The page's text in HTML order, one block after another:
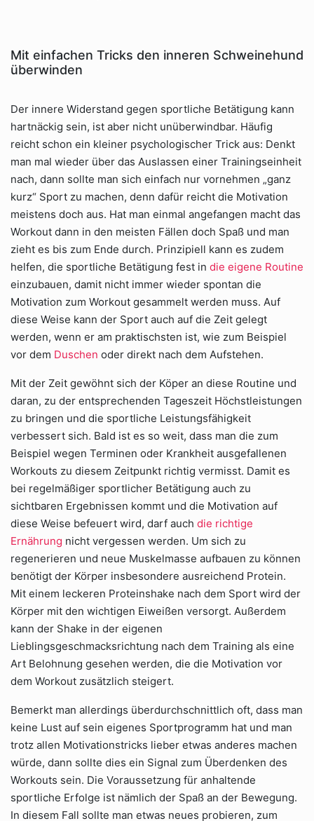
Mit einfachen Tricks den inneren Schweinehund
überwinden
Der innere Widerstand gegen sportliche Betätigung kann
hartnäckig sein, ist aber nicht unüberwindbar. Häufig
reicht schon ein kleiner psychologischer Trick aus: Denkt
man mal wieder über das Auslassen einer Trainingseinheit
nach, dann sollte man sich einfach nur vornehmen „ganz
kurz“ Sport zu machen, denn dafür reicht die Motivation
meistens doch aus. Hat man einmal angefangen macht das
Workout dann in den meisten Fällen doch Spaß und man
zieht es bis zum Ende durch. Prinzipiell kann es zudem
helfen, die sportliche Betätigung fest in die eigene Routine
einzubauen, damit nicht immer wieder spontan die
Motivation zum Workout gesammelt werden muss. Auf
diese Weise kann der Sport auch auf die Zeit gelegt
werden, wenn er am praktischsten ist, wie zum Beispiel
vor dem Duschen oder direkt nach dem Aufstehen.
Mit der Zeit gewöhnt sich der Köper an diese Routine und
daran, zu der entsprechenden Tageszeit Höchstleistungen
zu bringen und die sportliche Leistungsfähigkeit
verbessert sich. Bald ist es so weit, dass man die zum
Beispiel wegen Terminen oder Krankheit ausgefallenen
Workouts zu diesem Zeitpunkt richtig vermisst. Damit es
bei regelmäßiger sportlicher Betätigung auch zu
sichtbaren Ergebnissen kommt und die Motivation auf
diese Weise befeuert wird, darf auch die richtige
Ernährung nicht vergessen werden. Um sich zu
regenerieren und neue Muskelmasse aufbauen zu können
benötigt der Körper insbesondere ausreichend Protein.
Mit einem leckeren Proteinshake nach dem Sport wird der
Körper mit den wichtigen Eiweißen versorgt. Außerdem
kann der Shake in der eigenen
Lieblingsgeschmacksrichtung nach dem Training als eine
Art Belohnung gesehen werden, die die Motivation vor
dem Workout zusätzlich steigert.
Bemerkt man allerdings überdurchschnittlich oft, dass man
keine Lust auf sein eigenes Sportprogramm hat und man
trotz allen Motivationstricks lieber etwas anderes machen
würde, dann sollte dies ein Signal zum Überdenken des
Workouts sein. Die Voraussetzung für anhaltende
sportliche Erfolge ist nämlich der Spaß an der Bewegung.
In diesem Fall sollte man etwas neues probieren, zum